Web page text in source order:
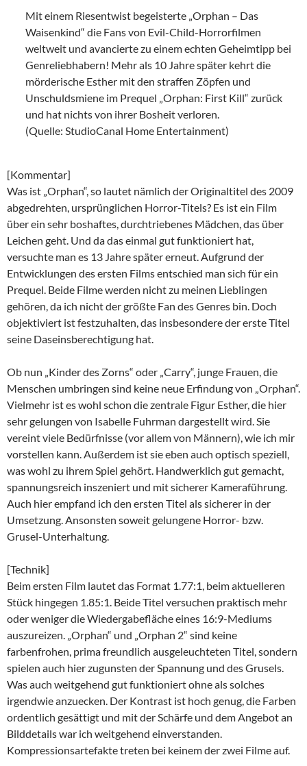
Mit einem Riesentwist begeisterte „Orphan – Das
Waisenkind“ die Fans von Evil-Child-Horrorfilmen
weltweit und avancierte zu einem echten Geheimtipp bei
Genreliebhabern! Mehr als 10 Jahre später kehrt die
mörderische Esther mit den straffen Zöpfen und
Unschuldsmiene im Prequel „Orphan: First Kill“ zurück
und hat nichts von ihrer Bosheit verloren.
(Quelle: StudioCanal Home Entertainment)
[Kommentar]
Was ist „Orphan“, so lautet nämlich der Originaltitel des 2009
abgedrehten, ursprünglichen Horror-Titels? Es ist ein Film
über ein sehr boshaftes, durchtriebenes Mädchen, das über
Leichen geht. Und da das einmal gut funktioniert hat,
versuchte man es 13 Jahre später erneut. Aufgrund der
Entwicklungen des ersten Films entschied man sich für ein
Prequel. Beide Filme werden nicht zu meinen Lieblingen
gehören, da ich nicht der größte Fan des Genres bin. Doch
objektiviert ist festzuhalten, das insbesondere der erste Titel
seine Daseinsberechtigung hat.
Ob nun „Kinder des Zorns“ oder „Carry“, junge Frauen, die
Menschen umbringen sind keine neue Erfindung von „Orphan“.
Vielmehr ist es wohl schon die zentrale Figur Esther, die hier
sehr gelungen von Isabelle Fuhrman dargestellt wird. Sie
vereint viele Bedürfnisse (vor allem von Männern), wie ich mir
vorstellen kann. Außerdem ist sie eben auch optisch speziell,
was wohl zu ihrem Spiel gehört. Handwerklich gut gemacht,
spannungsreich inszeniert und mit sicherer Kameraführung.
Auch hier empfand ich den ersten Titel als sicherer in der
Umsetzung. Ansonsten soweit gelungene Horror- bzw.
Grusel-Unterhaltung.
[Technik]
Beim ersten Film lautet das Format 1.77:1, beim aktuelleren
Stück hingegen 1.85:1. Beide Titel versuchen praktisch mehr
oder weniger die Wiedergabefläche eines 16:9-Mediums
auszureizen. „Orphan“ und „Orphan 2“ sind keine
farbenfrohen, prima freundlich ausgeleuchteten Titel, sondern
spielen auch hier zugunsten der Spannung und des Grusels.
Was auch weitgehend gut funktioniert ohne als solches
irgendwie anzuecken. Der Kontrast ist hoch genug, die Farben
ordentlich gesättigt und mit der Schärfe und dem Angebot an
Bilddetails war ich weitgehend einverstanden.
Kompressionsartefakte treten bei keinem der zwei Filme auf.